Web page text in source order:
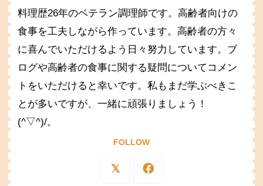
料理歴26年のベテラン調理師です。高齢者向けの
食事を工夫しながら作っています。高齢者の方々
に喜んでいただけるよう日々努力しています。ブ
ログや高齢者の食事に関する疑問についてコメン
トをいただけると幸いです。私もまだ学ぶべきこ
とが多いですが、一緒に頑張りましょう！
(^▽^)/。
FOLLOW